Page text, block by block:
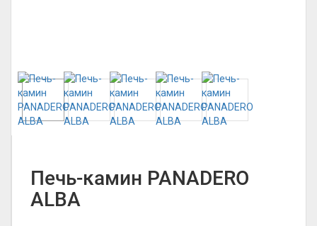
Печь-камин PANADERO
ALBA